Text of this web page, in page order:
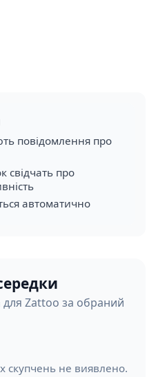
повідомлення про
свідчать про
автоматично
для Zattoo за обраний
скупчень не виявлено.